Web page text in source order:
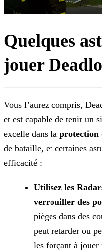
Quelques
jouer
Vous l’aurez compris,
et est capable de tenir un
excelle dans la protection
de bataille, et certaines
efficacité :
Utilisez les
verrouiller des
pièges dans des
peut retarder ou
les forçant à jouer